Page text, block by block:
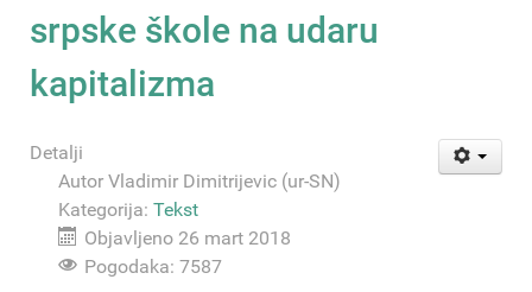
srpske škole na udaru
kapitalizma
Detalji
Autor Vladimir Dimitrijevic (ur-SN)
Kategorija: Tekst
Objavljeno 26 mart 2018
Pogodaka: 7587